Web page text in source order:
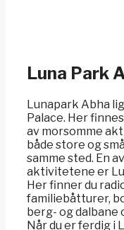
Luna Park
Lunapark Abha
Palace. Her
av morsomme
både store og
samme sted. En
aktivitetene er
Her finner du
familiebåtturer,
berg- og dalbane
Når du er ferdig i